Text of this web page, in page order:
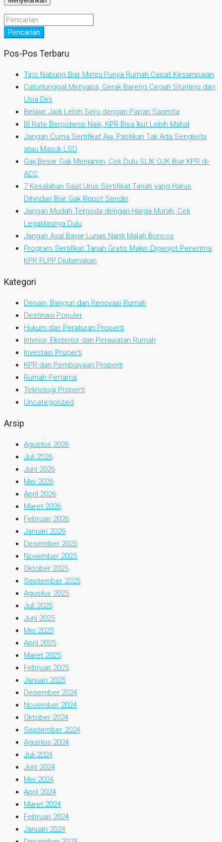
Pencarian
Pos-Pos Terbaru
Tips Nabung Biar Mimpi Punya Rumah Cepat Kesampaian
Caturtunggal Menyapa, Gerak Bareng Cegah Stunting dari
Usia Dini
Belajar Jadi Lebih Seru dengan Papan Sasmita
BI Rate Berpotensi Naik, KPR Bisa Ikut Lebih Mahal
Jangan Cuma Sertifikat Aja, Pastikan Tak Ada Sengketa
atau Masuk LSD
Gaji Besar Gak Menjamin, Cek Dulu SLIK OJK Biar KPR di-
ACC
7 Kesalahan Saat Urus Sertifikat Tanah yang Harus
Dihindari Biar Gak Repot Sendiri
Jangan Mudah Tergoda dengan Harga Murah, Cek
Legalitasnya Dulu
Jangan Asal Bayar Lunas Nanti Malah Boncos
Program Sertifikat Tanah Gratis Makin Digenjot Penerima
KPR FLPP Diutamakan
Kategori
Desain, Bangun dan Renovasi Rumah
Destinasi Populer
Hukum dan Peraturan Properti
Interior, Eksterior dan Perawatan Rumah
Investasi Properti
KPR dan Pembiayaan Properti
Rumah Pertama
Teknologi Properti
Uncategorized
Arsip
Agustus 2026
Juli 2026
Juni 2026
Mei 2026
April 2026
Maret 2026
Februari 2026
Januari 2026
Desember 2025
November 2025
Oktober 2025
September 2025
Agustus 2025
Juli 2025
Juni 2025
Mei 2025
April 2025
Maret 2025
Februari 2025
Januari 2025
Desember 2024
November 2024
Oktober 2024
September 2024
Agustus 2024
Juli 2024
Juni 2024
Mei 2024
April 2024
Maret 2024
Februari 2024
Januari 2024